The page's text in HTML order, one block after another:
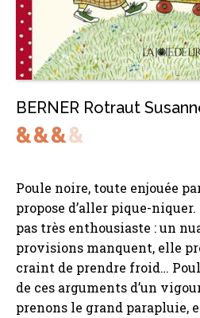
BERNER Rotraut
Poule noire, toute enjouée
propose d’aller pique-niquer.
pas très enthousiaste : un
provisions manquent, elle
craint de prendre froid…
de ces arguments d’un
prenons le grand parapluie,